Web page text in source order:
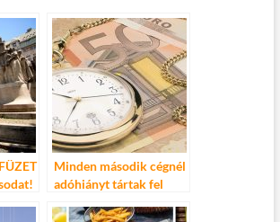
ail m
bl
r
es
t
m
e
g
Minden második cégnél
adóhiányt tártak fel